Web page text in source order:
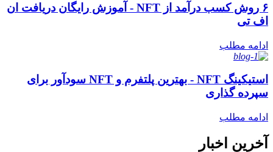
۶ روش کسب درآمد از NFT - آموزش رایگان دریافت ان
اف تی
ادامه مطلب
استیکینگ NFT - بهترین پلتفرم و NFT سودآور برای
سپرده گذاری
ادامه مطلب
آخرین اخبار